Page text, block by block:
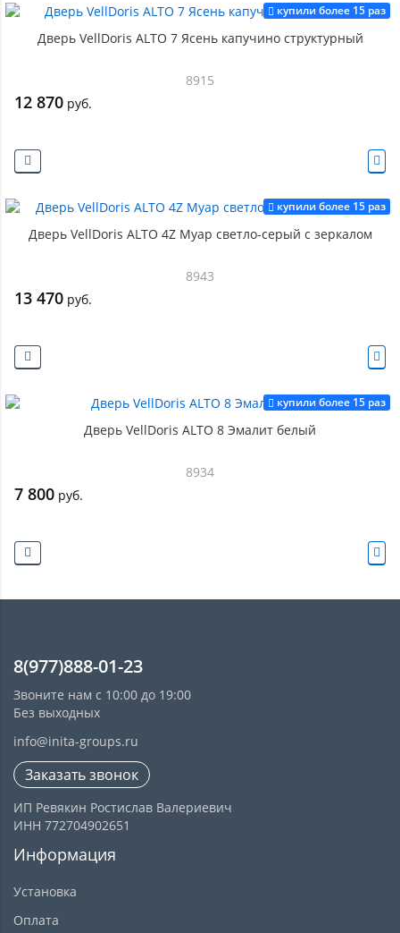
купили более 15 раз
Дверь VellDoris ALTO 7 Ясень капучино структурный
8915
12 870 руб.
купили более 15 раз
Дверь VellDoris ALTO 4Z Муар светло-серый с зеркалом
8943
13 470 руб.
купили более 15 раз
Дверь VellDoris ALTO 8 Эмалит белый
8934
7 800 руб.
8(977)888-01-23
Звоните нам с 10:00 до 19:00
Без выходных
info@inita-groups.ru
Заказать звонок
ИП Ревякин Ростислав Валериевич
ИНН 772704902651
Информация
Установка
Оплата